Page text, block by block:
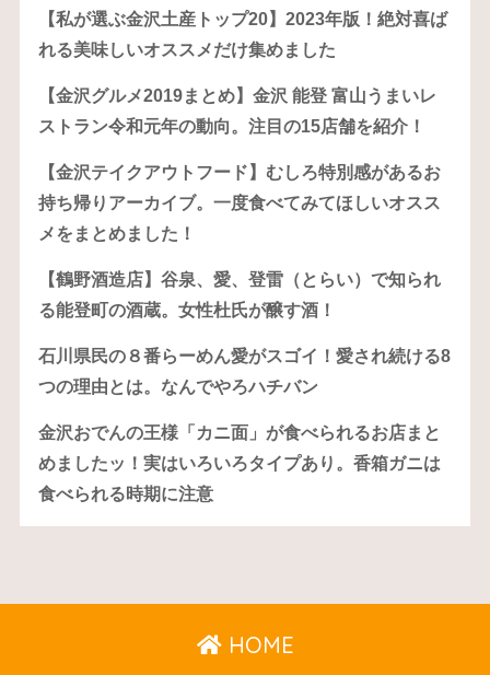
【私が選ぶ金沢土産トップ20】2023年版！絶対喜ば
れる美味しいオススメだけ集めました
【金沢グルメ2019まとめ】金沢 能登 富山うまいレ
ストラン令和元年の動向。注目の15店舗を紹介！
【金沢テイクアウトフード】むしろ特別感があるお
持ち帰りアーカイブ。一度食べてみてほしいオスス
メをまとめました！
【鶴野酒造店】谷泉、愛、登雷（とらい）で知られ
る能登町の酒蔵。女性杜氏が醸す酒！
石川県民の８番らーめん愛がスゴイ！愛され続ける8
つの理由とは。なんでやろハチバン
金沢おでんの王様「カニ面」が食べられるお店まと
めましたッ！実はいろいろタイプあり。香箱ガニは
食べられる時期に注意
HOME